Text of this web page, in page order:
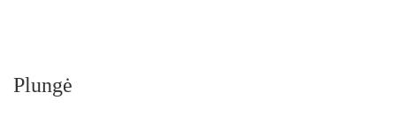
Plungė